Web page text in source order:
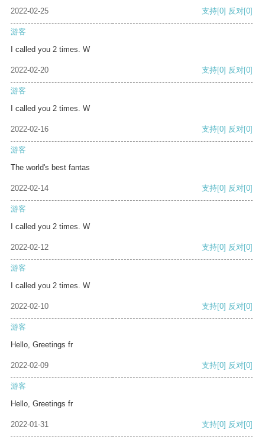
2022-02-25 支持[0] 反对[0]
游客
I called you 2 times. W
2022-02-20 支持[0] 反对[0]
游客
I called you 2 times. W
2022-02-16 支持[0] 反对[0]
游客
The world's best fantas
2022-02-14 支持[0] 反对[0]
游客
I called you 2 times. W
2022-02-12 支持[0] 反对[0]
游客
I called you 2 times. W
2022-02-10 支持[0] 反对[0]
游客
Hello, Greetings fr
2022-02-09 支持[0] 反对[0]
游客
Hello, Greetings fr
2022-01-31 支持[0] 反对[0]